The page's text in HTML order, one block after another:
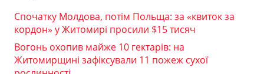
Спочатку Молдова, потім Польща: за «квиток за
кордон» у Житомирі просили $15 тисяч
Вогонь охопив майже 10 гектарів: на
Житомирщині зафіксували 11 пожеж сухої